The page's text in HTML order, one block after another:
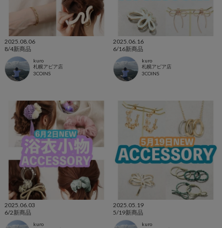
2025.08.06
8/4新商品
kuro
札幌アピア店
3COINS
2025.06.16
6/16新商品
kuro
札幌アピア店
3COINS
2025.06.03
6/2新商品
kuro
2025.05.19
5/19新商品
kuro